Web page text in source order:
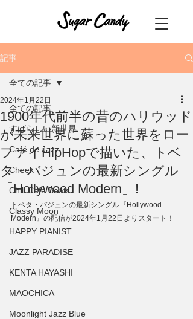
記事
全ての記事
すばらしい新世界
Café de Jazz
Cheek
Chill Cafe Beats
Classy Moon
HAPPY PIANIST
JAZZ PARADISE
KENTA HAYASHI
MAOCHICA
Moonlight Jazz Blue
全ての記事
1900年代前半の昔のハリウッド
が未来世界に蘇った世界をロー
ファイHipHopで描いた、トベ
タ・バジュンの最新シングル
「Hollywood Modern」!
2024年1月22日
トベタ・バジュンの最新シングル『Hollywood
Modern』の配信が2024年1月22日よりスタート！